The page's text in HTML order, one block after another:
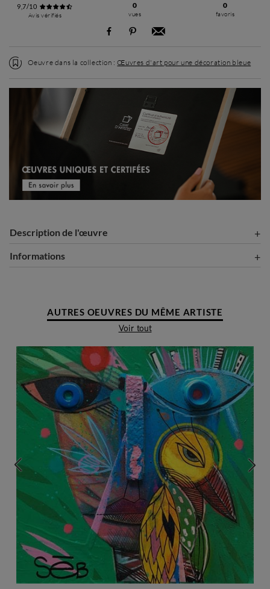
9,7/10
Avis vérifiés
0
vues
0
favoris
Oeuvre dans la collection :Œuvres d'art pour une décoration bleue
Description de l'œuvre
Informations
AUTRES OEUVRES DU MÊME ARTISTE
Voir tout